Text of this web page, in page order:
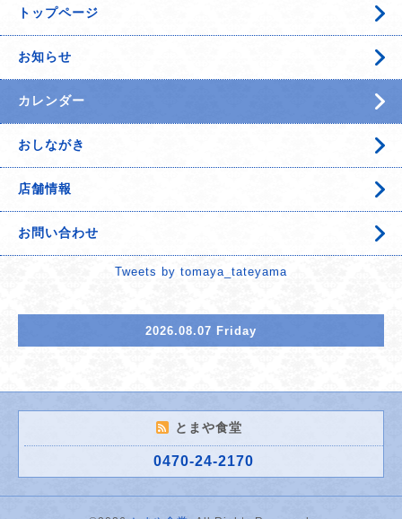
トップページ
お知らせ
カレンダー
おしながき
店舗情報
お問い合わせ
Tweets by tomaya_tateyama
2026.08.07 Friday
とまや食堂
0470-24-2170